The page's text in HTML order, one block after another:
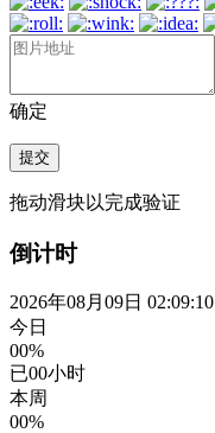
确定
提交
拖动滑块以完成验证
倒计时
2026年08月09日 02:09:11
今日
00%
已00小时
本周
00%